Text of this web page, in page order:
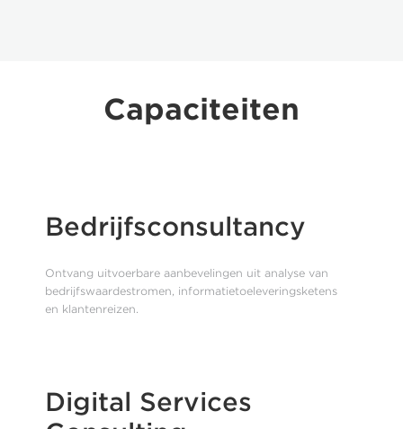
Capaciteiten
Bedrijfsconsultancy
Ontvang uitvoerbare aanbevelingen uit analyse van
bedrijfswaardestromen, informatietoeleveringsketens
en klantenreizen.
Digital Services